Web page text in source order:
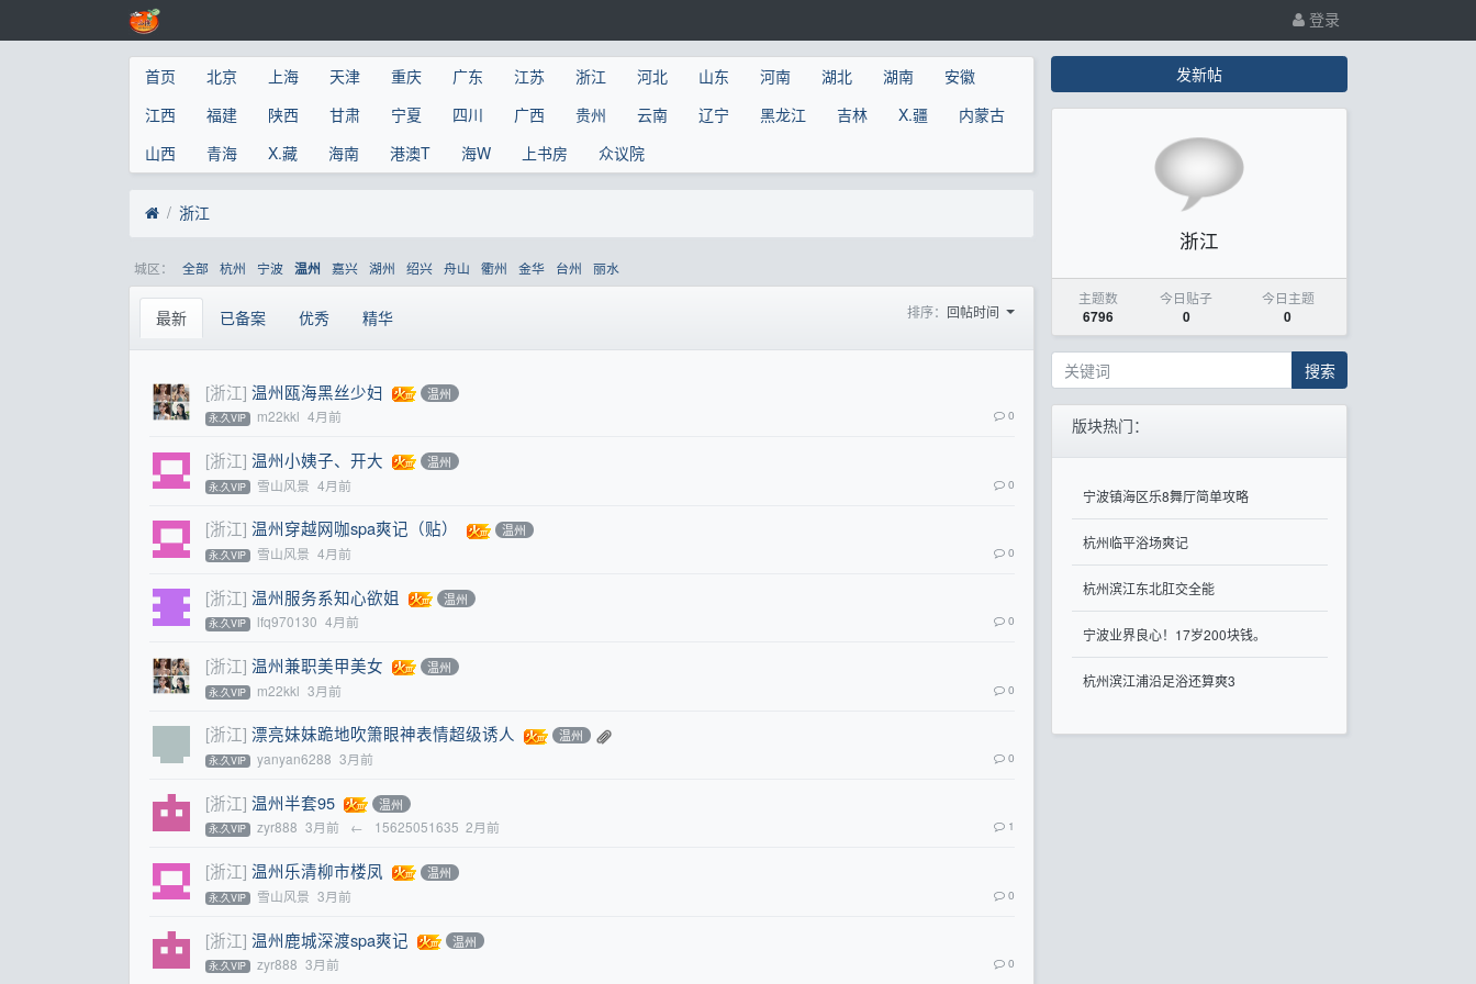
登录
首页 北京 上海 天津 重庆 广东 江苏 浙江 河北 山东 河南 湖北 湖南
安徽
江西
福建 陕西 甘肃 宁夏 四川 广西 贵州 云南 辽宁 黑龙江 吉林 X.疆
内蒙古
山西
青海 X.藏 海南 港澳T 海W 上书房 众议院
浙江
城区： 全部 杭州 宁波 温州 嘉兴 湖州 绍兴 舟山 衢州 金华 台州 丽水
最新 已备案 优秀 精华 排序： 回帖时间
[浙江] 温州瓯海黑丝少妇 温州
永.久VIP m22kkl 4月前 0
[浙江] 温州小姨子、开大 温州
永.久VIP 雪山风景 4月前 0
[浙江] 温州穿越网咖spa爽记（贴） 温州
永.久VIP 雪山风景 4月前 0
[浙江] 温州服务系知心欲姐 温州
永.久VIP lfq970130 4月前 0
[浙江] 温州兼职美甲美女 温州
永.久VIP m22kkl 3月前 0
[浙江] 漂亮妹妹跪地吹箫眼神表情超级诱人 温州
永.久VIP yanyan6288 3月前 0
[浙江] 温州半套95 温州
永.久VIP zyr888 3月前 ← 15625051635 2月前 1
[浙江] 温州乐清柳市楼凤 温州
永.久VIP 雪山风景 3月前 0
[浙江] 温州鹿城深渡spa爽记 温州
永.久VIP zyr888 3月前 0
发新帖
浙江
主题数
6796
今日贴子
0
今日主题
0
搜索
版块热门：
宁波镇海区乐8舞厅简单攻略
杭州临平浴场爽记
杭州滨江东北肛交全能
宁波业界良心！17岁200块钱。
杭州滨江浦沿足浴还算爽3